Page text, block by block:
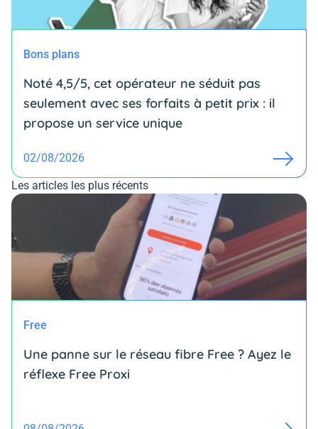
Bons plans
Noté 4,5/5, cet opérateur ne séduit pas
seulement avec ses forfaits à petit prix : il
propose un service unique
02/08/2026
Les articles les plus récents
Free
Une panne sur le réseau fibre Free ? Ayez le
réflexe Free Proxi